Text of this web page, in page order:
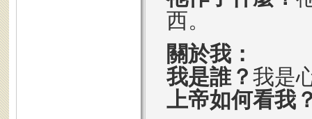
西。
關於我：
我是誰？ 我是
上帝如何看我